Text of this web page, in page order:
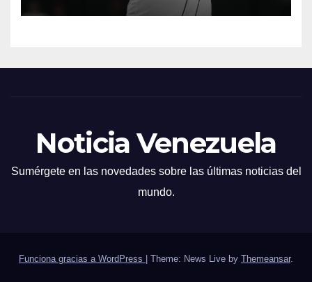
Noticia Venezuela
Sumérgete en las novedades sobre las últimas noticias del
mundo.
Funciona gracias a WordPress Theme: News Live by Themeansar.